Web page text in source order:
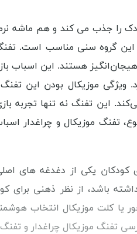
را جذب می کند و هم ماشه
گروه سنی مناسب است.
هستند. این اسباب
ویژگی موزیکال بودن این
این تفنگ نه تنها تجربه
تفنگ موزیکال و چراغدار
کودکان یکی از دغدغه‌ های
باشد، از نظر ذهنی برای
خور یا کلت موزیکال انتخاب
تفنگ موزیکال چراغدار و